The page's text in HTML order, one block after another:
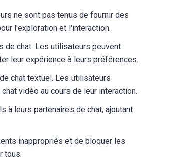
ne sont pas tenus de fournir des
l'exploration et l'interaction.
de chat. Les utilisateurs peuvent
leur expérience à leurs préférences.
chat textuel. Les utilisateurs
vidéo au cours de leur interaction.
à leurs partenaires de chat, ajoutant
inappropriés et de bloquer les
tous.